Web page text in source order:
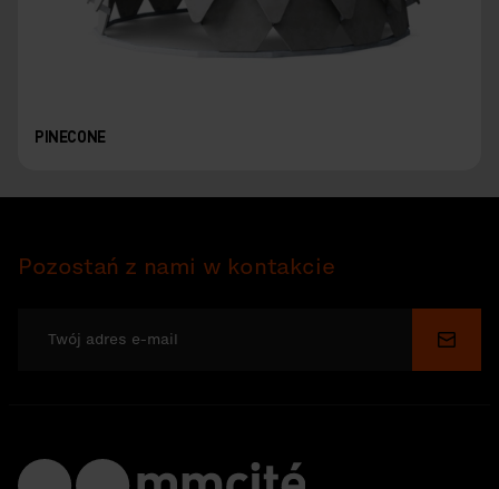
PINECONE
Pozostań z nami w kontakcie
Wyślij